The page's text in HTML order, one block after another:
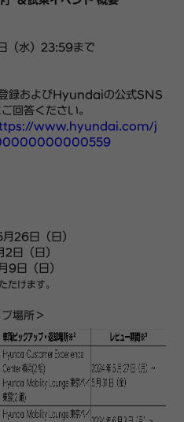
（水）23:59まで
録およびHyundaiの公式SNS
回答ください。
www.hyundai.com/j
26日（日）
日（日）
日（日）
だけます。
場所＞